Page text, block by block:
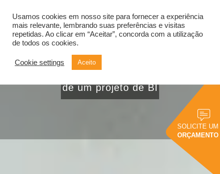
SOLICITE UM
ORÇAMENTO
Alternar
de um projeto de BI
Usamos cookies em nosso site para fornecer a experiência
mais relevante, lembrando suas preferências e visitas
repetidas. Ao clicar em “Aceitar”, concorda com a utilização
de todos os cookies.
Cookie settings Aceito